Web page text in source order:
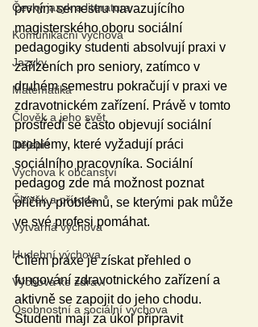
Český jazyk a literatura
Komunikační výchova
Jazyky
Matematika
Člověk a jeho svět
Dějepis
Výchova k občanství
Člověk a příroda
Výtvarná výchova
Hudební výchova
Výchova ke zdraví
Osobnostní a sociální výchova
prvním semestru navazujícího
magisterského oboru sociální
pedagogiky studenti absolvují praxi v
zařízeních pro seniory, zatímco v
druhém semestru pokračují v praxi ve
zdravotnickém zařízení. Právě v tomto
prostředí se často objevují sociální
problémy, které vyžadují práci
sociálního pracovníka. Sociální
pedagog zde má možnost poznat
příčiny problémů, se kterými pak může
ve své profesi pomáhat.
Cílem praxe je získat přehled o
fungování zdravotnického zařízení a
aktivně se zapojit do jeho chodu.
Studenti mají za úkol připravit